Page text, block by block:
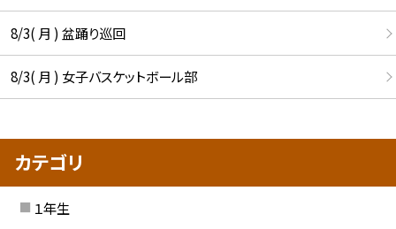
8/3( 月 ) 盆踊り巡回
8/3( 月 ) 女子バスケットボール部
カテゴリ
１年生